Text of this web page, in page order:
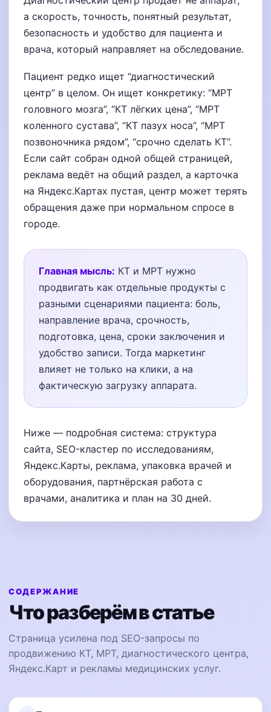
а скорость, точность, понятный результат,
безопасность и удобство для пациента и
врача, который направляет на обследование.
Пациент редко ищет “диагностический
центр” в целом. Он ищет конкретику: “МРТ
головного мозга”, “КТ лёгких цена”, “МРТ
коленного сустава”, “КТ пазух носа”, “МРТ
позвоночника рядом”, “срочно сделать КТ”.
Если сайт собран одной общей страницей,
реклама ведёт на общий раздел, а карточка
на Яндекс.Картах пустая, центр может терять
обращения даже при нормальном спросе в
городе.
Главная мысль: КТ и МРТ нужно
продвигать как отдельные продукты с
разными сценариями пациента: боль,
направление врача, срочность,
подготовка, цена, сроки заключения и
удобство записи. Тогда маркетинг
влияет не только на клики, а на
фактическую загрузку аппарата.
Ниже — подробная система: структура
сайта, SEO-кластер по исследованиям,
Яндекс.Карты, реклама, упаковка врачей и
оборудования, партнёрская работа с
врачами, аналитика и план на 30 дней.
СОДЕРЖАНИЕ
Что разберём в статье
Страница усилена под SEO-запросы по
продвижению КТ, МРТ, диагностического центра,
Яндекс.Карт и рекламы медицинских услуг.